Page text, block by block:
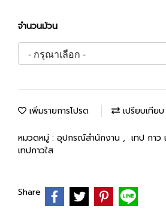
จำนวนม้วน
เพิ่มรายการโปรด เปรียบเทียบ
หมวดหมู่ : อุปกรณ์สำนักงาน , เทป กาว
เทปกาวใส
Share